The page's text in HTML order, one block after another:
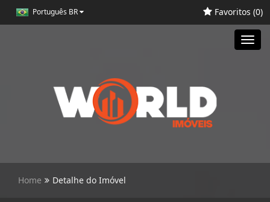
Português BR Favoritos (0)
Home Detalhe do Imóvel